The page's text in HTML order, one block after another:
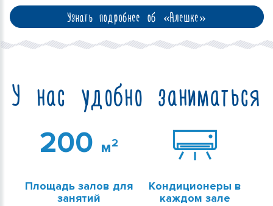
Узнать подробнее об «Алешке»
У нас удобно заниматься
200 м2
Площадь залов для
занятий
Кондиционеры в
каждом зале